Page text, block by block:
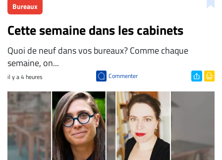
Bureaux
Cette semaine dans les cabinets
Quoi de neuf dans vos bureaux? Comme chaque
semaine, on...
il y a 4 heures Commenter